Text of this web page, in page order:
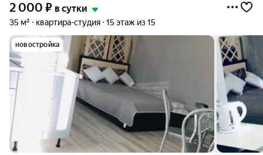
2 000 ₽ в сутки
35 м² квартира-студия 15 этаж из 15
новостройка